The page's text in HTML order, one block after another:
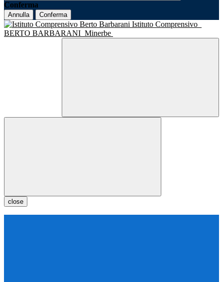
Conferma
Annulla Conferma
Istituto Comprensivo
BERTO BARBARANI Minerbe
close